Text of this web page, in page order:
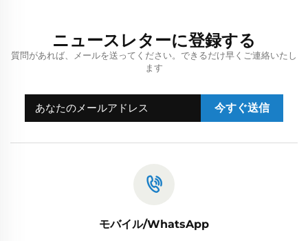
ニュースレターに登録する
質問があれば、メールを送ってください。できるだけ早くご連絡いたし
ます
今すぐ送信
モバイル/WhatsApp